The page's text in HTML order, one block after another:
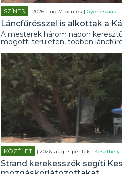
SZÍNES | 2026. aug. 7. péntek |Gyenesdiás
Láncfűrésszel is alkottak a
A mesterek három napon
mögötti területen, többen
KÖZÉLET | 2026. aug. 7. péntek | Keszthely
Strand kerekesszék segíti